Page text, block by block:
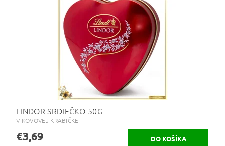
LINDOR SRDIEČKO 50G
V KOVOVEJ KRABIČKE
€3,69